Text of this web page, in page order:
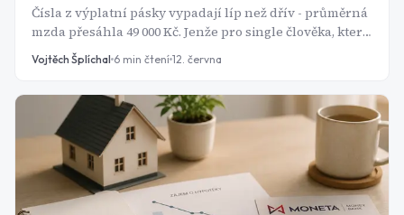
Čísla z výplatní pásky vypadají líp než dřív - průměrná
mzda přesáhla 49 000 Kč. Jenže pro single člověka, který
platí nájem sám, to stále nemusí stačit ani na pohodlný
život.
Vojtěch Šplíchal 6 min čtení 12. června